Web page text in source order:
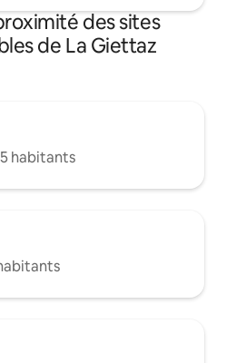
des sites
de La Giettaz
habitants